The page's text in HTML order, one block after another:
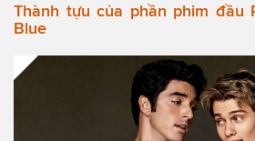
Thành tựu của phần phim đầu
Blue